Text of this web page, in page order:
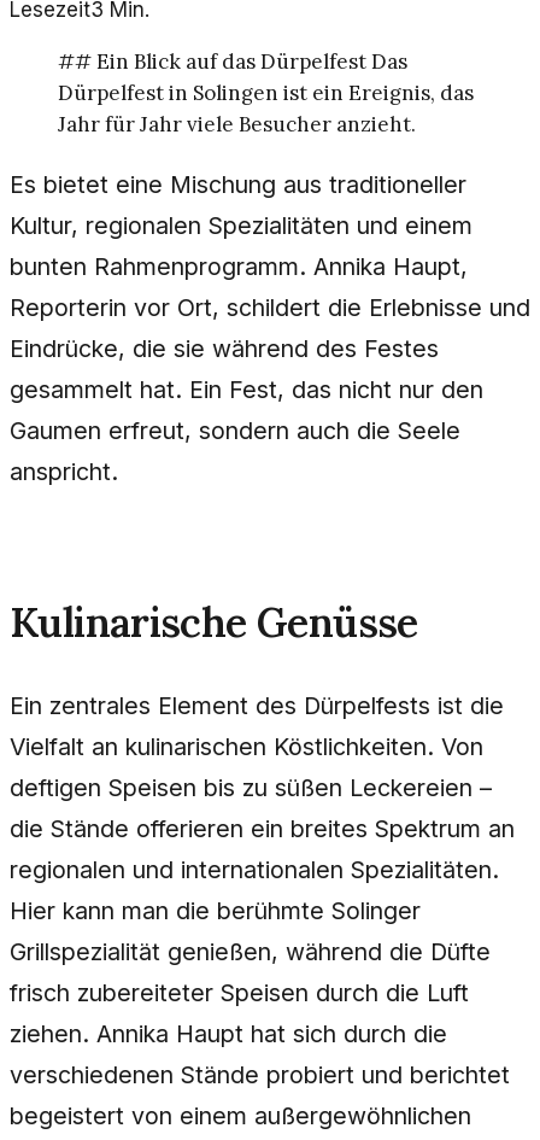
Lesezeit3 Min.
## Ein Blick auf das Dürpelfest Das
Dürpelfest in Solingen ist ein Ereignis, das
Jahr für Jahr viele Besucher anzieht.
Es bietet eine Mischung aus traditioneller
Kultur, regionalen Spezialitäten und einem
bunten Rahmenprogramm. Annika Haupt,
Reporterin vor Ort, schildert die Erlebnisse und
Eindrücke, die sie während des Festes
gesammelt hat. Ein Fest, das nicht nur den
Gaumen erfreut, sondern auch die Seele
anspricht.
Kulinarische Genüsse
Ein zentrales Element des Dürpelfests ist die
Vielfalt an kulinarischen Köstlichkeiten. Von
deftigen Speisen bis zu süßen Leckereien –
die Stände offerieren ein breites Spektrum an
regionalen und internationalen Spezialitäten.
Hier kann man die berühmte Solinger
Grillspezialität genießen, während die Düfte
frisch zubereiteter Speisen durch die Luft
ziehen. Annika Haupt hat sich durch die
verschiedenen Stände probiert und berichtet
begeistert von einem außergewöhnlichen